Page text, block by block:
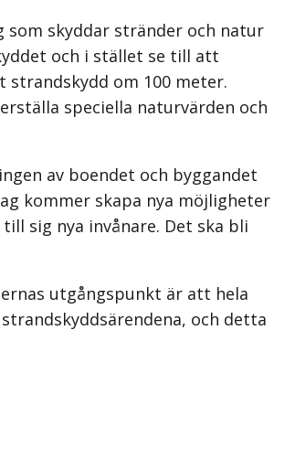
skyddar stränder och natur
och i stället se till att
om 100 meter.
speciella naturvärden och
av boendet och byggandet
kommer skapa nya möjligheter
sig nya invånare. Det ska bli
utgångspunkt är att hela
och detta